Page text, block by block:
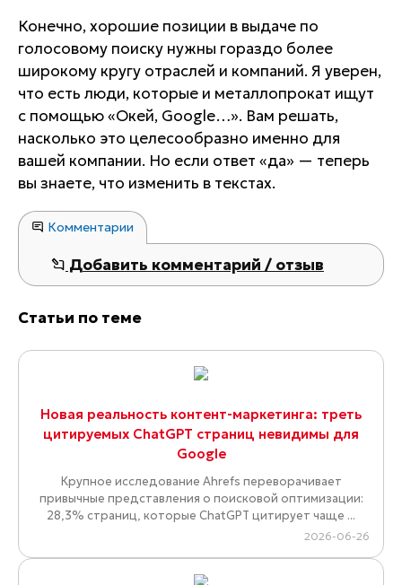
Конечно, хорошие позиции в выдаче по
голосовому поиску нужны гораздо более
широкому кругу отраслей и компаний. Я уверен,
что есть люди, которые и металлопрокат ищут
с помощью «Окей, Google…». Вам решать,
насколько это целесообразно именно для
вашей компании. Но если ответ «да» — теперь
вы знаете, что изменить в текстах.
Комментарии
Добавить комментарий / отзыв
Статьи по теме
Новая реальность контент-маркетинга: треть
цитируемых ChatGPT страниц невидимы для
Google
Крупное исследование Ahrefs переворачивает
привычные представления о поисковой оптимизации:
28,3% страниц, которые ChatGPT цитирует чаще ...
2026-06-26